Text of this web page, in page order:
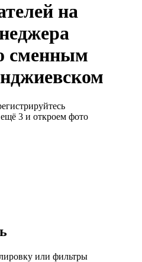
на
сменным
3 и откроем фото
или фильтры